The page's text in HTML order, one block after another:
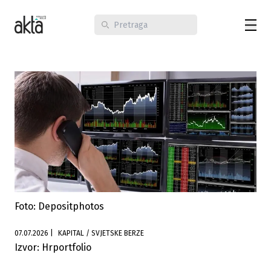
Foto: Depositphotos
07.07.2026 KAPITAL / SVJETSKE BERZE
Izvor: Hrportfolio